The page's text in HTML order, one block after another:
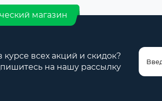
магазин
курсе всех акций и скидок?
на нашу рассылку